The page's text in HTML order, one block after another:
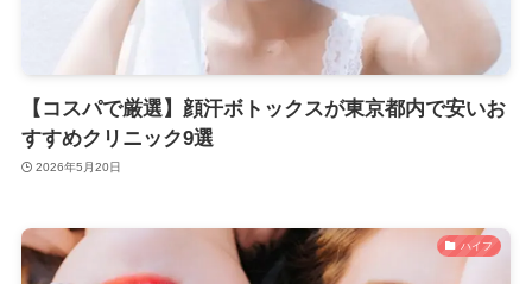
【コスパで厳選】顔汗ボトックスが東京都内で安いお
すすめクリニック9選
2026年5月20日
ハイフ